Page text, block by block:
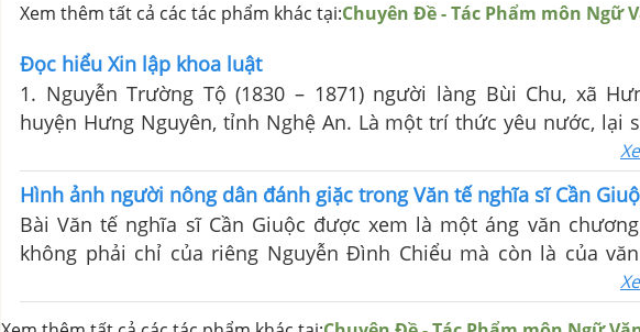
Xem thêm tất cả các tác phẩm khác tại:Chuyên Đề - Tác Phẩm môn Ngữ
Đọc hiểu Xin lập khoa luật
1. Nguyễn Trường Tộ (1830 – 1871) người làng Bùi Chu, xã
huyện Hưng Nguyên, tỉnh Nghệ An. Là một trí thức yêu nước, lại
tiếp xúc với văn hoá phương Tây nên ông có nhiều tư tưởng
việc canh tân đất nước
Hình ảnh người nông dân đánh giặc trong Văn tế nghĩa sĩ Cần
Bài Văn tế nghĩa sĩ Cần Giuộc được xem là một áng văn
không phải chỉ của riêng Nguyễn Đình Chiểu mà còn là của